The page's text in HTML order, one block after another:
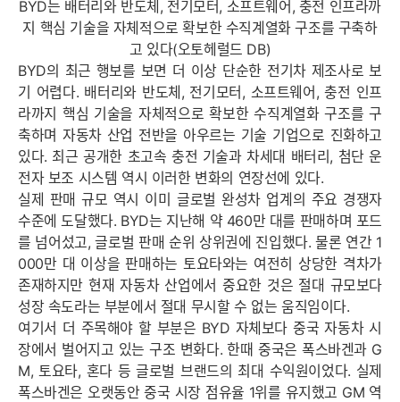
BYD는 배터리와 반도체, 전기모터, 소프트웨어, 충전 인프라까
지 핵심 기술을 자체적으로 확보한 수직계열화 구조를 구축하
고 있다(오토헤럴드 DB)
BYD의 최근 행보를 보면 더 이상 단순한 전기차 제조사로 보
기 어렵다. 배터리와 반도체, 전기모터, 소프트웨어, 충전 인프
라까지 핵심 기술을 자체적으로 확보한 수직계열화 구조를 구
축하며 자동차 산업 전반을 아우르는 기술 기업으로 진화하고
있다. 최근 공개한 초고속 충전 기술과 차세대 배터리, 첨단 운
전자 보조 시스템 역시 이러한 변화의 연장선에 있다.
실제 판매 규모 역시 이미 글로벌 완성차 업계의 주요 경쟁자
수준에 도달했다. BYD는 지난해 약 460만 대를 판매하며 포드
를 넘어섰고, 글로벌 판매 순위 상위권에 진입했다. 물론 연간 1
000만 대 이상을 판매하는 토요타와는 여전히 상당한 격차가
존재하지만 현재 자동차 산업에서 중요한 것은 절대 규모보다
성장 속도라는 부분에서 절대 무시할 수 없는 움직임이다.
여기서 더 주목해야 할 부분은 BYD 자체보다 중국 자동차 시
장에서 벌어지고 있는 구조 변화다. 한때 중국은 폭스바겐과 G
M, 토요타, 혼다 등 글로벌 브랜드의 최대 수익원이었다. 실제
폭스바겐은 오랫동안 중국 시장 점유율 1위를 유지했고 GM 역